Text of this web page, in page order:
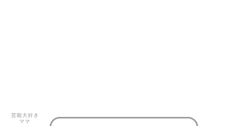
芸能大好き
ママ